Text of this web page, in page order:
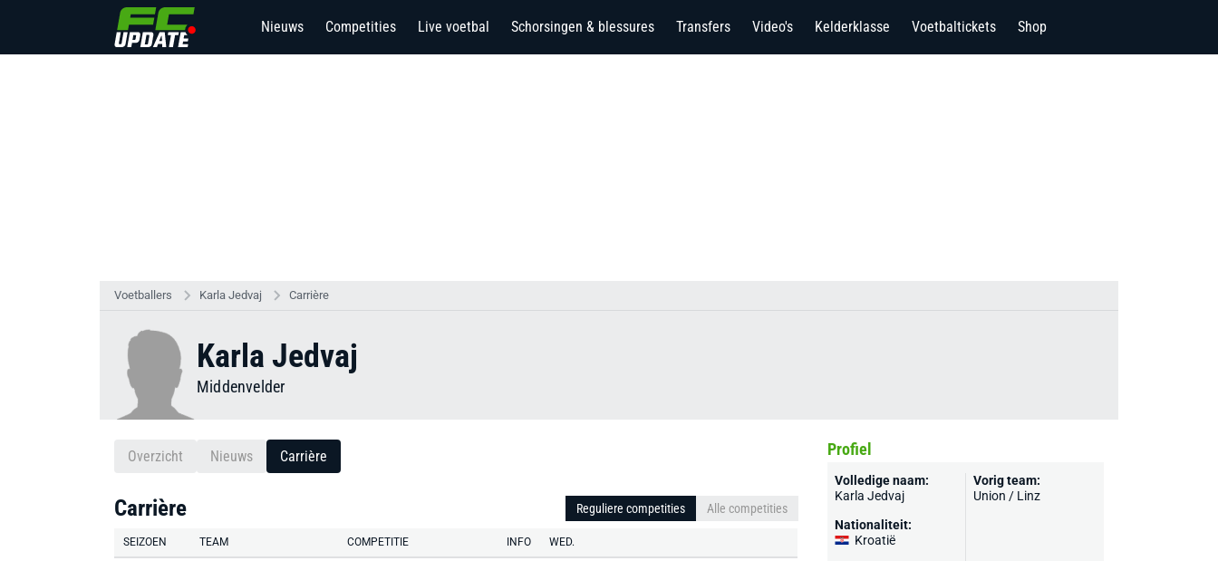
Nieuws Competities Live voetbal Schorsingen & blessures Transfers Video's Kelderklasse Voetbaltickets Shop
Voetballers Karla Jedvaj Carrière
Karla Jedvaj
Middenvelder
Overzicht Nieuws Carrière
Carrière Reguliere competities Alle competities
SEIZOEN TEAM COMPETITIE INFO WED.
Profiel
Volledige naam:
Karla Jedvaj
Nationaliteit:
Kroatië
Vorig team:
Union / Linz